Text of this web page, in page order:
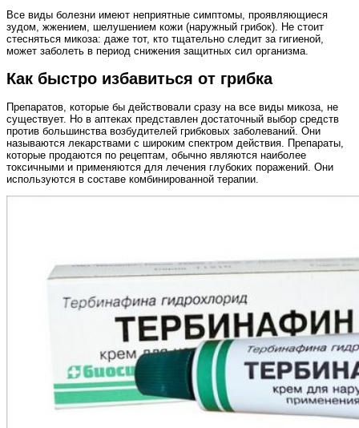
Все виды болезни имеют неприятные симптомы, проявляющиеся
зудом, жжением, шелушением кожи (наружный грибок). Не стоит
стесняться микоза: даже тот, кто тщательно следит за гигиеной,
может заболеть в период снижения защитных сил организма.
Как быстро избавиться от грибка
Препаратов, которые бы действовали сразу на все виды микоза, не
существует. Но в аптеках представлен достаточный выбор средств
против большинства возбудителей грибковых заболеваний. Они
называются лекарствами с широким спектром действия. Препараты,
которые продаются по рецептам, обычно являются наиболее
токсичными и применяются для лечения глубоких поражений. Они
используются в составе комбинированной терапии.